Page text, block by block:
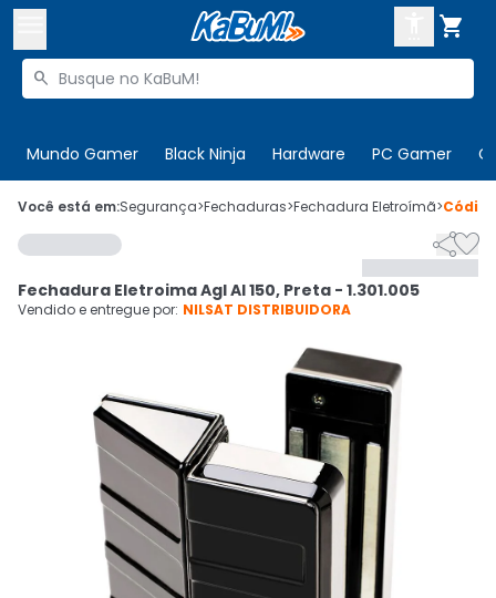

Buscar produtos

Mundo Gamer Black Ninja Hardware PC Gamer
 Olá. Acesse sua conta
 Departamentos
Cupons
Ativar tradutor em libras
CADASTRE-SE
Você está em:Segurança>Fechaduras>Fechadura Eletroímã>

Fechadura Eletroima Agl Al 150, Preta - 1.301.005
Vendido e entregue por: NILSAT DISTRIBUIDORA